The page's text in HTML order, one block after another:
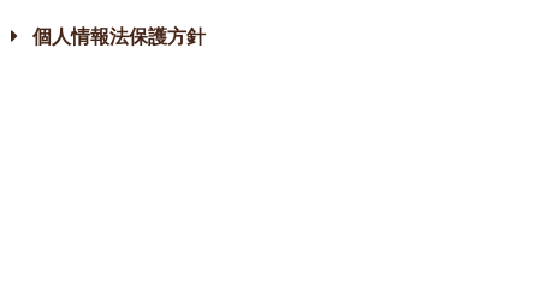
個人情報法保護方針